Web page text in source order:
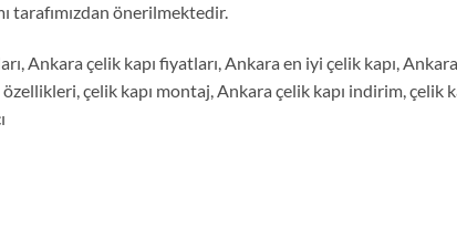
tarafımızdan önerilmektedir.
Ankara çelik kapı fiyatları, Ankara en iyi çelik kapı, Ankara
özellikleri, çelik kapı montaj, Ankara çelik kapı indirim, çelik